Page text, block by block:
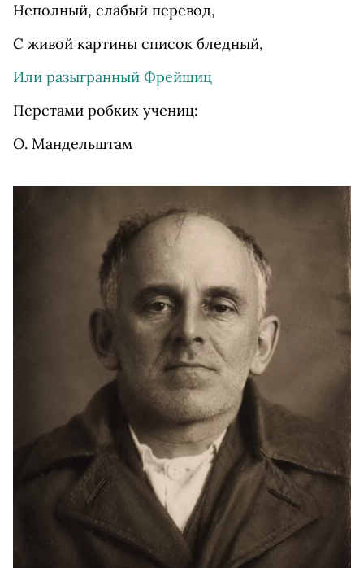
Неполный, слабый перевод,
С живой картины список бледный,
Или разыгранный Фрейшиц
Перстами робких учениц:
О. Мандельштам